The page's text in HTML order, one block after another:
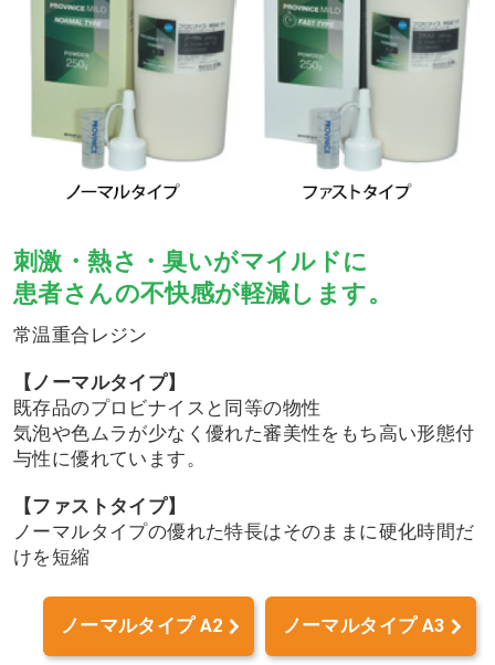
刺激・熱さ・臭いがマイルドに
患者さんの不快感が軽減します。
常温重合レジン
【ノーマルタイプ】
既存品のプロビナイスと同等の物性
気泡や色ムラが少なく優れた審美性をもち高い形態付
与性に優れています。
【ファストタイプ】
ノーマルタイプの優れた特長はそのままに硬化時間だ
けを短縮
ノーマルタイプ A2 ノーマルタイプ A3